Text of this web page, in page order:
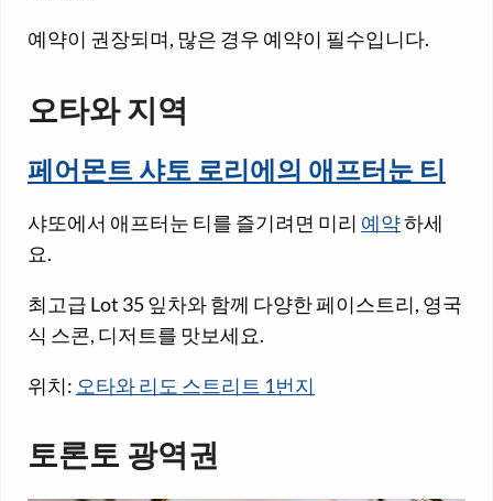
예약이 권장되며, 많은 경우 예약이 필수입니다.
오타와 지역
페어몬트 샤토 로리에의 애프터눈 티
샤또에서 애프터눈 티를 즐기려면 미리 예약하세
요.
최고급 Lot 35 잎차와 함께 다양한 페이스트리, 영국
식 스콘, 디저트를 맛보세요.
위치: 오타와 리도 스트리트 1번지
토론토 광역권